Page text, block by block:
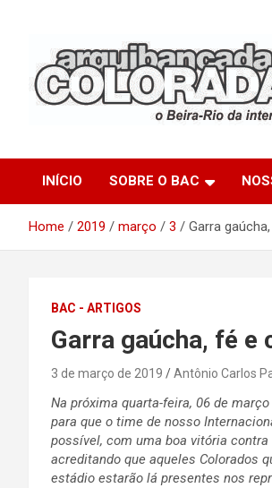
Arquibancada
INÍCIO SOBRE O BAC
Home 2019 março 3 Garra
BAC - ARTIGOS
Garra gaúcha, fé e
3 de março de 2019 Antônio Carlos
Na próxima quarta-feira, 06 de
para que o time de nosso
possível, com uma boa vitória
acreditando que aqueles Colorados
estádio estarão lá presentes nos